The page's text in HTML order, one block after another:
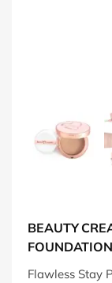
BEAUTY
Flawless Stay